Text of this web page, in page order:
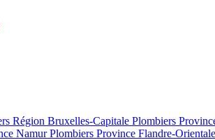
Région Bruxelles-Capitale Plombiers
NamurPlombiers Province Flandre-Orientale